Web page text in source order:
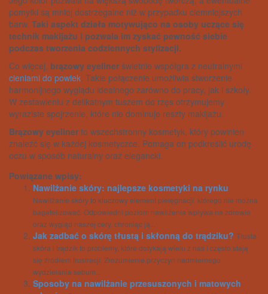
pomyłki są mniej dostrzegalne niż w przypadku ciemniejszych
barw. Taki aspekt działa motywująco na osoby uczące się
technik makijażu i pozwala im zyskać pewność siebie
podczas tworzenia codziennych stylizacji.
Co więcej, brązowy eyeliner świetnie współgra z neutralnymi
cieniami do powiek. Takie połączenie umożliwia stworzenie
harmonijnego wyglądu idealnego zarówno do pracy, jak i szkoły.
W zestawieniu z delikatnym tuszem do rzęs otrzymujemy
wyraziste spojrzenie, które nie dominuje reszty makijażu.
Brązowy eyeliner to wszechstronny kosmetyk, który powinien
znaleźć się w każdej kosmetyczce. Pomaga on podkreślić urodę
oczu w sposób naturalny oraz elegancki.
Powiązane wpisy:
Nawilżanie skóry: najlepsze kosmetyki na rynku
Nawilżanie skóry to kluczowy element pielęgnacji, którego nie można
bagatelizować. Odpowiedni poziom nawilżenia wpływa na zdrowie
oraz wygląd naszej cery, chroniąc ją...
Jak zadbać o skórę tłustą i skłonną do trądziku? Tłusta
skóra i trądzik to problemy, które dotykają wielu z nas i często stają
się źródłem frustracji. Zrozumienie przyczyn nadmiernego
wydzielania sebum...
Sposoby na nawilżanie przesuszonych i matowych